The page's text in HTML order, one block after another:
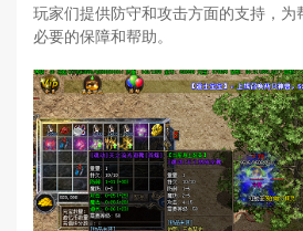
玩家们提供防守和攻击方面的支持，为
必要的保障和帮助。